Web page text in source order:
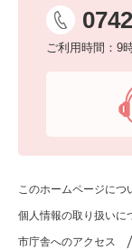
ご利用時間：9
このホームページにつ
個人情報の取り扱いに
市庁舎へのアクセス